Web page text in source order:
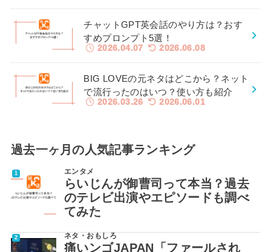
チャットGPT英会話のやり方は？おす
すめプロンプト5選！
2026.04.07 2026.06.08
BIG LOVEの元ネタはどこから？ネット
で流行ったのはいつ？使い方も紹介
2026.03.26 2026.06.01
過去一ヶ月の人気記事ランキング
エンタメ
らいじんが御曹司って本当？過去
のテレビ出演やエピソードも調べ
てみた
ネタ・おもしろ
痛いンゴJAPAN「ファールされ